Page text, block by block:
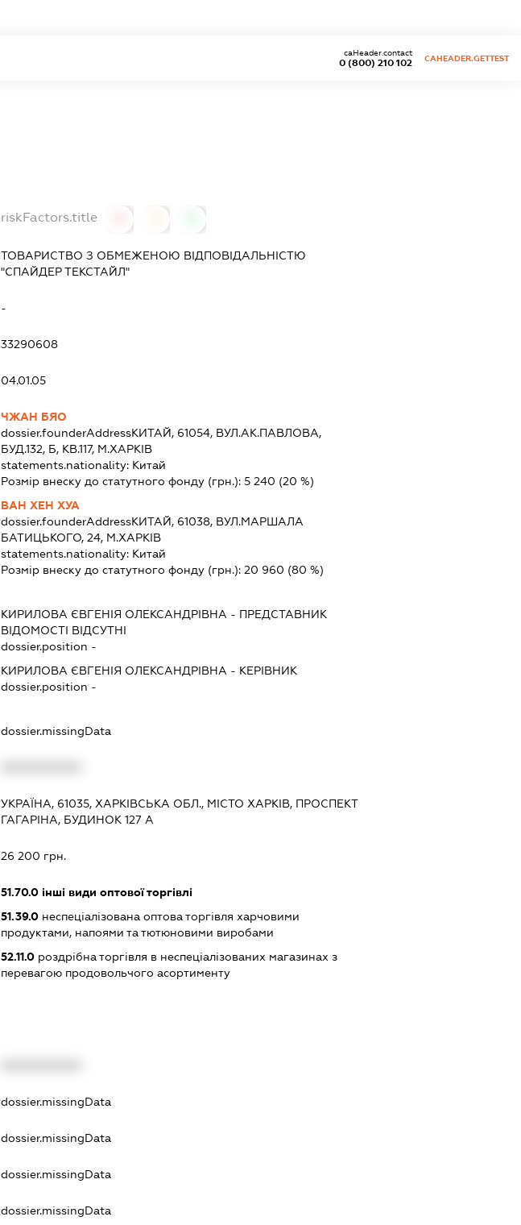
0 (800) 210 102
caHeader.contact
CAHEADER.GETTEST
riskFactors.title
ТОВАРИСТВО З ОБМЕЖЕНОЮ ВІДПОВІДАЛЬНІСТЮ
"СПАЙДЕР ТЕКСТАЙЛ"
-
33290608
04.01.05
ЧЖАН БЯО
dossier.founderAddressКИТАЙ, 61054, ВУЛ.АК.ПАВЛОВА,
БУД.132, Б, КВ.117, М.ХАРКІВ
statements.nationality: Китай
Розмір внеску до статутного фонду (грн.): 5 240 (20 %)
ВАН ХЕН ХУА
dossier.founderAddressКИТАЙ, 61038, ВУЛ.МАРШАЛА
БАТИЦЬКОГО, 24, М.ХАРКІВ
statements.nationality: Китай
Розмір внеску до статутного фонду (грн.): 20 960 (80 %)
КИРИЛОВА ЄВГЕНІЯ ОЛЕКСАНДРІВНА - ПРЕДСТАВНИК
ВІДОМОСТІ ВІДСУТНІ
dossier.position -
КИРИЛОВА ЄВГЕНІЯ ОЛЕКСАНДРІВНА - КЕРІВНИК
dossier.position -
dossier.missingData
УКРАЇНА, 61035, ХАРКІВСЬКА ОБЛ., МІСТО ХАРКІВ, ПРОСПЕКТ
ГАГАРІНА, БУДИНОК 127 А
26 200 грн.
51.70.0інші види оптової торгівлі
51.39.0неспеціалізована оптова торгівля харчовими
продуктами, напоями та тютюновими виробами
52.11.0роздрібна торгівля в неспеціалізованих магазинах з
перевагою продовольчого асортименту
dossier.missingData
dossier.missingData
dossier.missingData
dossier.missingData